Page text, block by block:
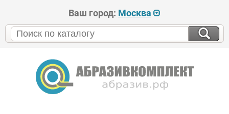
Ваш город: Москва